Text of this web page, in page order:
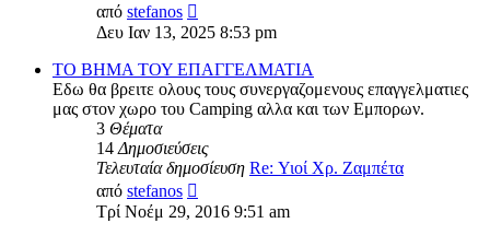
από stefanos
της
τελευταίας
δημοσίευσης
Δευ Ιαν 13, 2025 8:53 pm
ΤΟ ΒΗΜΑ ΤΟΥ ΕΠΑΓΓΕΛΜΑΤΙΑ
Εδω θα βρειτε ολους τους συνεργαζομενους επαγγελματιες
μας στον χωρο του Camping αλλα και των Εμπορων.
3 Θέματα
14Δημοσιεύσεις
Τελευταία δημοσίευση Re: Υιοί Χρ. Ζαμπέτα
από stefanos
της
Τρί Νοέμ 29, 2016 9:51 am